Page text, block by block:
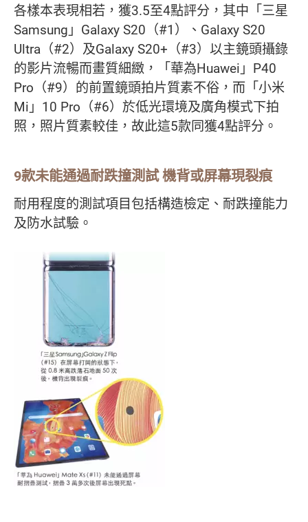
各樣本表現相若，獲3.5至4點評分，其中「三星
Samsung」Galaxy S20（#1）、Galaxy S20
Ultra（#2）及Galaxy S20+（#3）以主鏡頭攝錄
的影片流暢而畫質細緻，「華為Huawei」P40
Pro（#9）的前置鏡頭拍片質素不俗，而「小米
Mi」10 Pro（#6）於低光環境及廣角模式下拍
照，照片質素較佳，故此這5款同獲4點評分。
9款未能通過耐跌撞測試 機背或屏幕現裂痕
耐用程度的測試項目包括構造檢定、耐跌撞能力
及防水試驗。